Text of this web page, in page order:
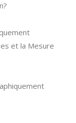
et la Mesure